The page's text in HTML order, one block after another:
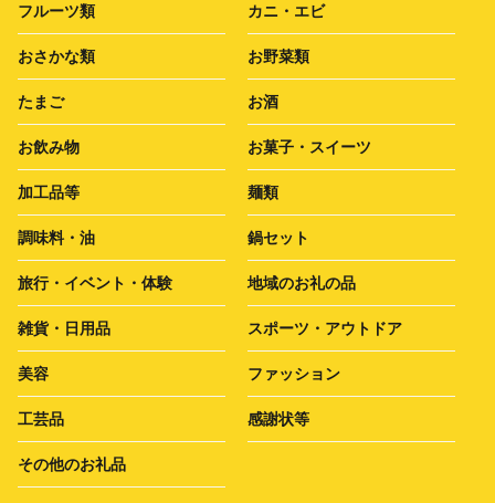
フルーツ類 カニ・エビ
おさかな類 お野菜類
たまご お酒
お飲み物 お菓子・スイーツ
加工品等 麺類
調味料・油 鍋セット
旅行・イベント・体験 地域のお礼の品
雑貨・日用品 スポーツ・アウトドア
美容 ファッション
工芸品 感謝状等
その他のお礼品